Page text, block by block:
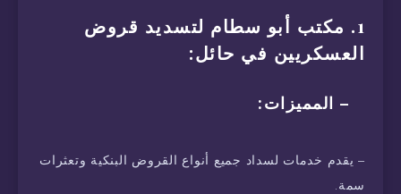
1. مكتب أبو سطام لتسديد قروض
العسكريين في حائل:
– المميزات:
– يقدم خدمات لسداد جميع أنواع القروض البنكية وتعثرات
سمة.